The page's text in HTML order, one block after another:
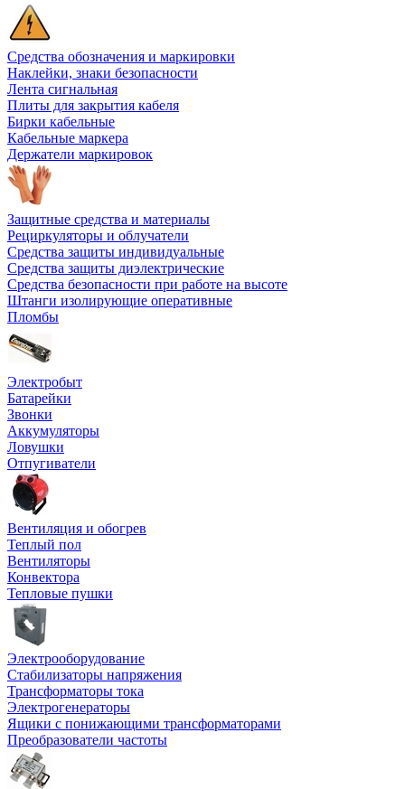
Средства обозначения и маркировки
Наклейки, знаки безопасности
Лента сигнальная
Плиты для закрытия кабеля
Бирки кабельные
Кабельные маркера
Держатели маркировок
Защитные средства и материалы
Рециркуляторы и облучатели
Средства защиты индивидуальные
Средства защиты диэлектрические
Средства безопасности при работе на высоте
Штанги изолирующие оперативные
Пломбы
Электробыт
Батарейки
Звонки
Аккумуляторы
Ловушки
Отпугиватели
Вентиляция и обогрев
Теплый пол
Вентиляторы
Конвектора
Тепловые пушки
Электрооборудование
Стабилизаторы напряжения
Трансформаторы тока
Электрогенераторы
Ящики с понижающими трансформаторами
Преобразователи частоты